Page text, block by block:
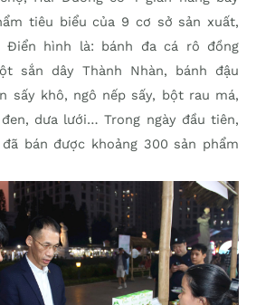
tiêu biểu của 9 cơ sở sản xuất,
Điển hình là: bánh đa cá rô đồng
sắn dây Thành Nhàn, bánh đậu
sấy khô, ngô nếp sấy, bột rau má,
dưa lưới… Trong ngày đầu tiên,
bán được khoảng 300 sản phẩm